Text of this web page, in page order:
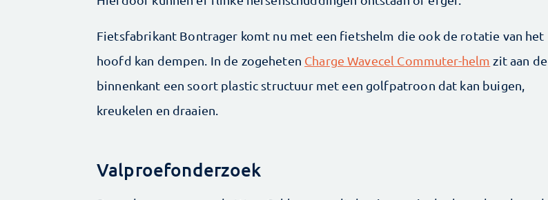
Fietsfabrikant Bontrager komt nu met een fietshelm die ook de rotatie van het
hoofd kan dempen. In de zogeheten Charge Wavecel Commuter-helm zit aan de
binnenkant een soort plastic structuur met een golfpatroon dat kan buigen,
kreukelen en draaien.
Valproefonderzoek